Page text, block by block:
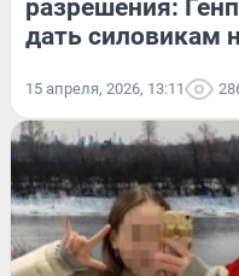
разрешения:
дать силовикам
15 апреля, 2026, 13:11